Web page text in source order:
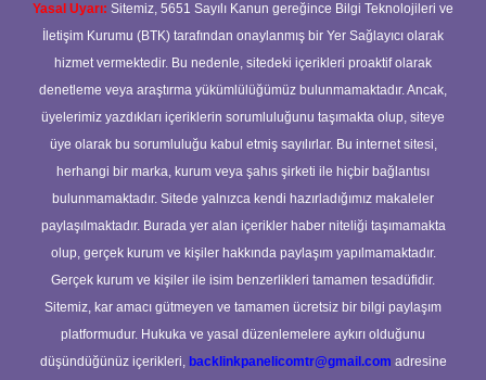
Yasal Uyarı: Sitemiz, 5651 Sayılı Kanun gereğince Bilgi Teknolojileri ve
İletişim Kurumu (BTK) tarafından onaylanmış bir Yer Sağlayıcı olarak
hizmet vermektedir. Bu nedenle, sitedeki içerikleri proaktif olarak
denetleme veya araştırma yükümlülüğümüz bulunmamaktadır. Ancak,
üyelerimiz yazdıkları içeriklerin sorumluluğunu taşımakta olup, siteye
üye olarak bu sorumluluğu kabul etmiş sayılırlar. Bu internet sitesi,
herhangi bir marka, kurum veya şahıs şirketi ile hiçbir bağlantısı
bulunmamaktadır. Sitede yalnızca kendi hazırladığımız makaleler
paylaşılmaktadır. Burada yer alan içerikler haber niteliği taşımamakta
olup, gerçek kurum ve kişiler hakkında paylaşım yapılmamaktadır.
Gerçek kurum ve kişiler ile isim benzerlikleri tamamen tesadüfidir.
Sitemiz, kar amacı gütmeyen ve tamamen ücretsiz bir bilgi paylaşım
platformudur. Hukuka ve yasal düzenlemelere aykırı olduğunu
düşündüğünüz içerikleri, backlinkpanelicomtr@gmail.com adresine